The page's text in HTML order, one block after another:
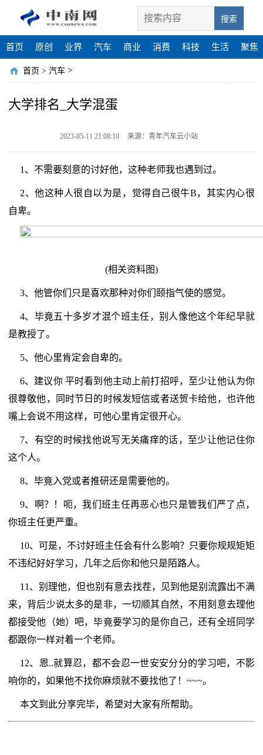
搜索
首页 原创 业界 汽车 商业 消费 科技 生活 聚焦
首页 > 汽车 >
大学排名_大学混蛋
2023-05-11 21:08:10 来源：青年汽车云小站
1、不需要刻意的讨好他，这种老师我也遇到过。
2、他这种人很自以为是，觉得自己很牛B，其实内心很
自卑。
(相关资料图)
3、他管你们只是喜欢那种对你们颐指气使的感觉。
4、毕竟五十多岁才混个班主任，别人像他这个年纪早就
是教授了。
5、他心里肯定会自卑的。
6、建议你 平时看到他主动上前打招呼，至少让他认为你
很尊敬他，同时节日的时候发短信或者送贺卡给他，也许他
嘴上会说不用这样，可他心里肯定很开心。
7、有空的时候找他说写无关痛痒的话，至少让他记住你
这个人。
8、毕竟入党或者推研还是需要他的。
9、啊？！呃，我们班主任再恶心也只是管我们严了点，
你班主任更严重。
10、可是，不讨好班主任会有什么影响？只要你规规矩矩
不违纪好好学习，几年之后你和他只是陌路人。
11、别理他，但也别有意去找茬，见到他是别流露出不满
来，背后少说太多的是非，一切顺其自然，不用刻意去理他
都接受他（她）吧，毕竟要学习的是你自己，还有全班同学
都跟你一样对着一个老师。
12、恩..就算忍，都不会忍一世安安分分的学习吧，不影
响你的，如果他不找你麻烦就不要找他了！~~~。
本文到此分享完毕，希望对大家有所帮助。